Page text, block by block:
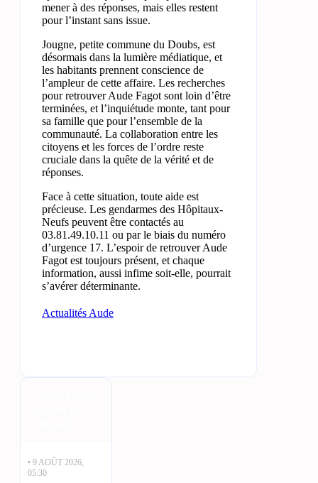
mener à des réponses, mais elles restent
pour l’instant sans issue.
Jougne, petite commune du Doubs, est
désormais dans la lumière médiatique, et
les habitants prennent conscience de
l’ampleur de cette affaire. Les recherches
pour retrouver Aude Fagot sont loin d’être
terminées, et l’inquiétude monte, tant pour
sa famille que pour l’ensemble de la
communauté. La collaboration entre les
citoyens et les forces de l’ordre reste
cruciale dans la quête de la vérité et de
réponses.
Face à cette situation, toute aide est
précieuse. Les gendarmes des Hôpitaux-
Neufs peuvent être contactés au
03.81.49.10.11 ou par le biais du numéro
d’urgence 17. L’espoir de retrouver Aude
Fagot est toujours présent, et chaque
information, aussi infime soit-elle, pourrait
s’avérer déterminante.
Actualités Aude
• 9 AOÛT 2026,
05:30